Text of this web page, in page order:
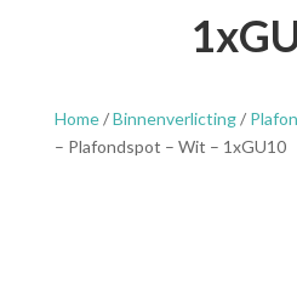
Home/Binnenverlicting/
– Plafondspot – Wit – 1xGU10